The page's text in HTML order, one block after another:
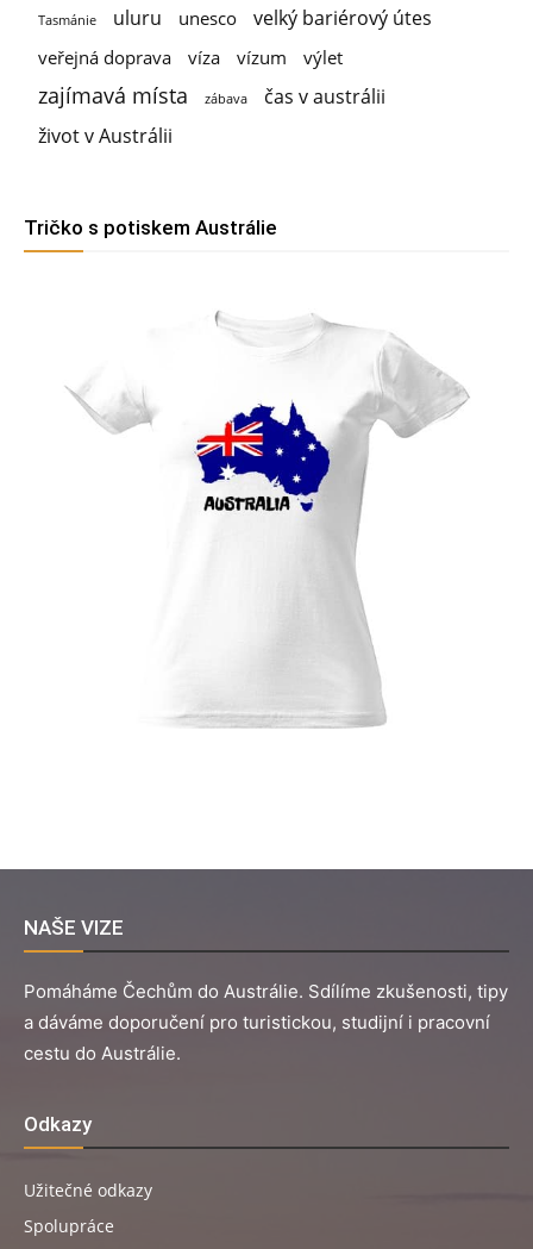
Tasmánie uluru unesco velký bariérový útes
veřejná doprava víza vízum výlet
zajímavá místa zábava
čas v austrálii
život v Austrálii
Tričko s potiskem Austrálie
NAŠE VIZE
Pomáháme Čechům do Austrálie. Sdílíme zkušenosti, tipy
a dáváme doporučení pro turistickou, studijní i pracovní
cestu do Austrálie.
Odkazy
Užitečné odkazy
Spolupráce